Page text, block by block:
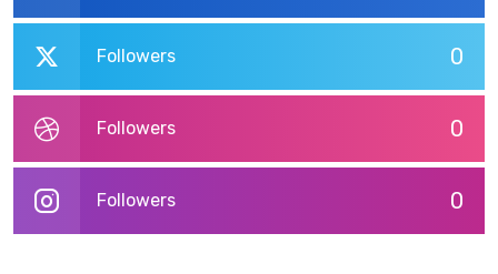
0
Followers
0
Followers
0
Followers